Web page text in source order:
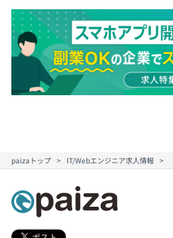
paizaトップ IT/Webエンジニア求人情報